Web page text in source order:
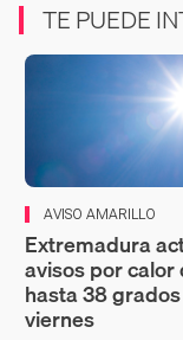
TE PUEDE
AVISO AMARILLO
Extremadura
avisos por calor
hasta 38
viernes